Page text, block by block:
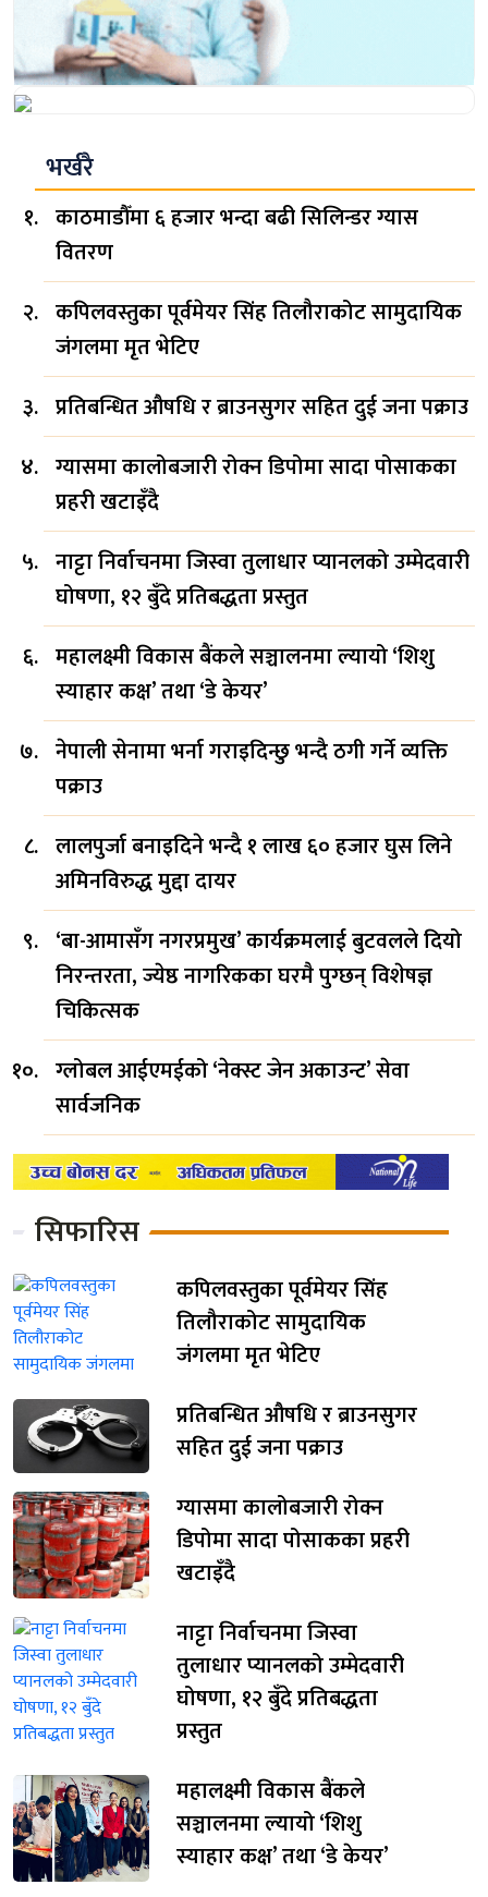
भर्खरै
काठमाडौँमा ६ हजार भन्दा बढी सिलिन्डर ग्यास
वितरण
कपिलवस्तुका पूर्वमेयर सिंह तिलौराकोट सामुदायिक
जंगलमा मृत भेटिए
प्रतिबन्धित औषधि र ब्राउनसुगर सहित दुई जना पक्राउ
ग्यासमा कालोबजारी रोक्न डिपोमा सादा पोसाकका
प्रहरी खटाइँदै
नाट्टा निर्वाचनमा जिस्वा तुलाधार प्यानलको उम्मेदवारी
घोषणा, १२ बुँदे प्रतिबद्धता प्रस्तुत
महालक्ष्मी विकास बैंकले सञ्चालनमा ल्यायो ‘शिशु
स्याहार कक्ष’ तथा ‘डे केयर’
नेपाली सेनामा भर्ना गराइदिन्छु भन्दै ठगी गर्ने व्यक्ति
पक्राउ
लालपुर्जा बनाइदिने भन्दै १ लाख ६० हजार घुस लिने
अमिनविरुद्ध मुद्दा दायर
‘बा-आमासँग नगरप्रमुख’ कार्यक्रमलाई बुटवलले दियो
निरन्तरता, ज्येष्ठ नागरिकका घरमै पुग्छन् विशेषज्ञ
चिकित्सक
ग्लोबल आईएमईको ‘नेक्स्ट जेन अकाउन्ट’ सेवा
सार्वजनिक
सिफारिस
कपिलवस्तुका पूर्वमेयर सिंह
तिलौराकोट सामुदायिक
जंगलमा मृत भेटिए
प्रतिबन्धित औषधि र ब्राउनसुगर
सहित दुई जना पक्राउ
ग्यासमा कालोबजारी रोक्न
डिपोमा सादा पोसाकका प्रहरी
खटाइँदै
नाट्टा निर्वाचनमा जिस्वा
तुलाधार प्यानलको उम्मेदवारी
घोषणा, १२ बुँदे प्रतिबद्धता
प्रस्तुत
महालक्ष्मी विकास बैंकले
सञ्चालनमा ल्यायो ‘शिशु
स्याहार कक्ष’ तथा ‘डे केयर’